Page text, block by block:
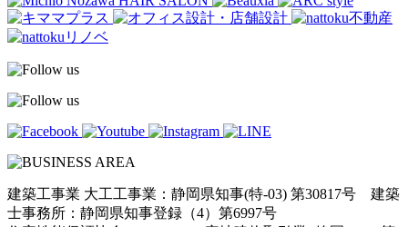
建築工事業 大工工事業：静岡県知事(特-03) 第30817号 建築
士事務所：静岡県知事登録（4）第6997号